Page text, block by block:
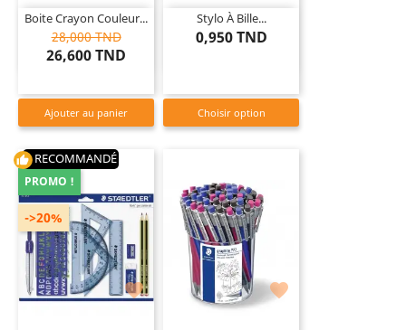
Boite Crayon Couleur...
28,000 TND
26,600 TND
Ajouter au panier
Stylo À Bille...
0,950 TND
Choisir option

thumb_up RECOMMANDÉ
PROMO !
->20%
